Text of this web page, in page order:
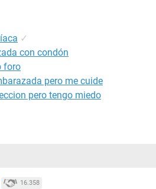
✓
con condón
foro
pero me cuide
pero tengo miedo
16.358